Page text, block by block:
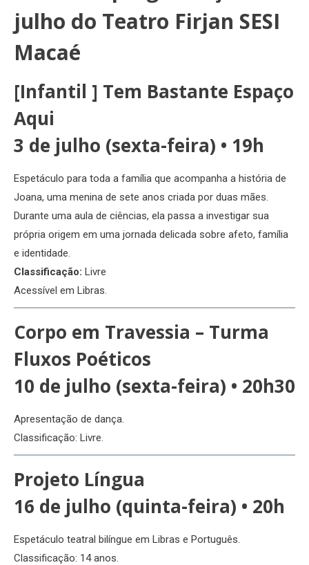
julho do Teatro Firjan SESI
Macaé
[Infantil ] Tem Bastante Espaço
Aqui
3 de julho (sexta-feira) • 19h
Espetáculo para toda a família que acompanha a história de
Joana, uma menina de sete anos criada por duas mães.
Durante uma aula de ciências, ela passa a investigar sua
própria origem em uma jornada delicada sobre afeto, família
e identidade.
Classificação: Livre
Acessível em Libras.
Corpo em Travessia – Turma
Fluxos Poéticos
10 de julho (sexta-feira) • 20h30
Apresentação de dança.
Classificação: Livre.
Projeto Língua
16 de julho (quinta-feira) • 20h
Espetáculo teatral bilíngue em Libras e Português.
Classificação: 14 anos.